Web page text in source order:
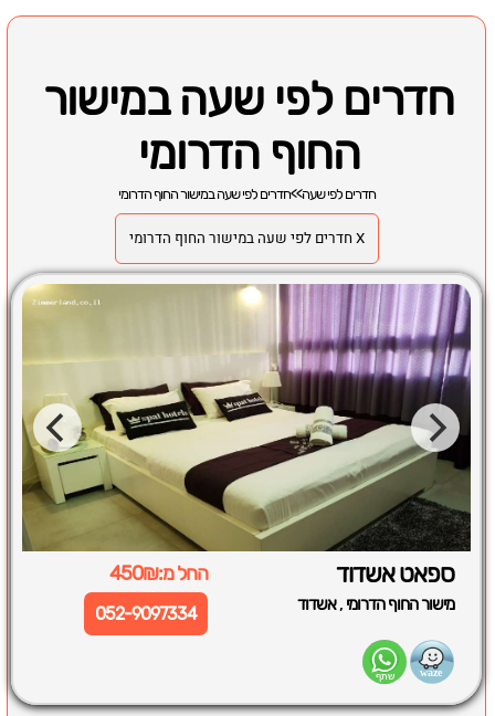
חדרים לפי שעה במישור
החוף הדרומי
חדרים לפי שעה>>חדרים לפי שעה במישור החוף הדרומי
X חדרים לפי שעה במישור החוף הדרומי
ספאט אשדוד החל מ:450₪
מישור החוף הדרומי ,אשדוד 052-9097334